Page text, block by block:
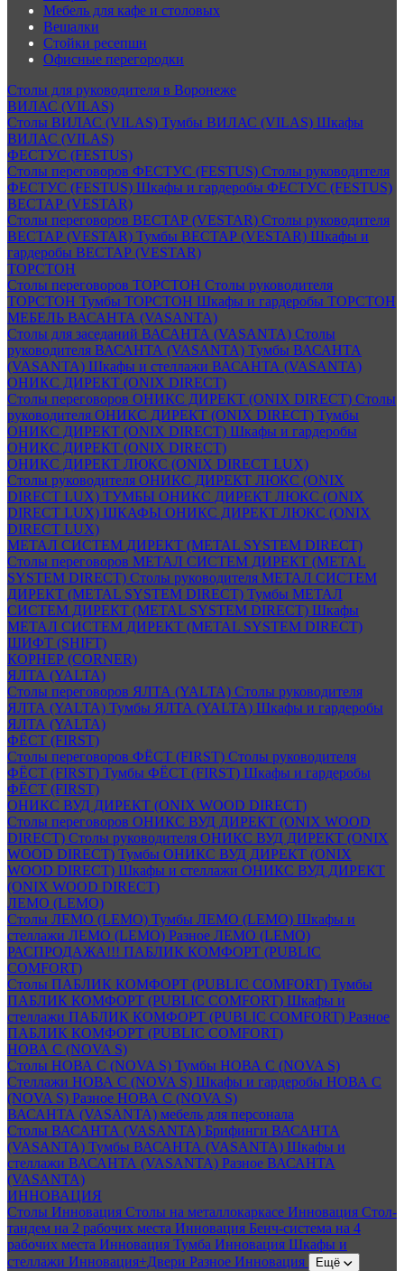
Мебель для кафе и столовых
Вешалки
Стойки ресепшн
Офисные перегородки
Столы для руководителя в Воронеже
ВИЛАС (VILAS)
Столы ВИЛАС (VILAS) Тумбы ВИЛАС (VILAS) Шкафы
ВИЛАС (VILAS)
ФЕСТУС (FESTUS)
Столы переговоров ФЕСТУС (FESTUS) Столы руководителя
ФЕСТУС (FESTUS) Шкафы и гардеробы ФЕСТУС (FESTUS)
ВЕСТАР (VESTAR)
Столы переговоров ВЕСТАР (VESTAR) Столы руководителя
ВЕСТАР (VESTAR) Тумбы ВЕСТАР (VESTAR) Шкафы и
гардеробы ВЕСТАР (VESTAR)
ТОРСТОН
Столы переговоров ТОРСТОН Столы руководителя
ТОРСТОН Тумбы ТОРСТОН Шкафы и гардеробы ТОРСТОН
МЕБЕЛЬ ВАСАНТА (VASANTA)
Столы для заседаний ВАСАНТА (VASANTA) Столы
руководителя ВАСАНТА (VASANTA) Тумбы ВАСАНТА
(VASANTA) Шкафы и стеллажи ВАСАНТА (VASANTA)
ОНИКС ДИРЕКТ (ONIX DIRECT)
Столы переговоров ОНИКС ДИРЕКТ (ONIX DIRECT) Столы
руководителя ОНИКС ДИРЕКТ (ONIX DIRECT) Тумбы
ОНИКС ДИРЕКТ (ONIX DIRECT) Шкафы и гардеробы
ОНИКС ДИРЕКТ (ONIX DIRECT)
ОНИКС ДИРЕКТ ЛЮКС (ONIX DIRECT LUX)
Столы руководителя ОНИКС ДИРЕКТ ЛЮКС (ONIX
DIRECT LUX) ТУМБЫ ОНИКС ДИРЕКТ ЛЮКС (ONIX
DIRECT LUX) ШКАФЫ ОНИКС ДИРЕКТ ЛЮКС (ONIX
DIRECT LUX)
МЕТАЛ СИСТЕМ ДИРЕКТ (METAL SYSTEM DIRECT)
Столы переговоров МЕТАЛ СИСТЕМ ДИРЕКТ (METAL
SYSTEM DIRECT) Столы руководителя МЕТАЛ СИСТЕМ
ДИРЕКТ (METAL SYSTEM DIRECT) Тумбы МЕТАЛ
СИСТЕМ ДИРЕКТ (METAL SYSTEM DIRECT) Шкафы
МЕТАЛ СИСТЕМ ДИРЕКТ (METAL SYSTEM DIRECT)
ШИФТ (SHIFT)
КОРНЕР (CORNER)
ЯЛТА (YALTA)
Столы переговоров ЯЛТА (YALTA) Столы руководителя
ЯЛТА (YALTA) Тумбы ЯЛТА (YALTA) Шкафы и гардеробы
ЯЛТА (YALTA)
ФЁСТ (FIRST)
Столы переговоров ФЁСТ (FIRST) Столы руководителя
ФЁСТ (FIRST) Тумбы ФЁСТ (FIRST) Шкафы и гардеробы
ФЁСТ (FIRST)
ОНИКС ВУД ДИРЕКТ (ONIX WOOD DIRECT)
Столы переговоров ОНИКС ВУД ДИРЕКТ (ONIX WOOD
DIRECT) Столы руководителя ОНИКС ВУД ДИРЕКТ (ONIX
WOOD DIRECT) Тумбы ОНИКС ВУД ДИРЕКТ (ONIX
WOOD DIRECT) Шкафы и стеллажи ОНИКС ВУД ДИРЕКТ
(ONIX WOOD DIRECT)
ЛЕМО (LEMO)
Столы ЛЕМО (LEMO) Тумбы ЛЕМО (LEMO) Шкафы и
стеллажи ЛЕМО (LEMO) Разное ЛЕМО (LEMO)
РАСПРОДАЖА!!! ПАБЛИК КОМФОРТ (PUBLIC
COMFORT)
Столы ПАБЛИК КОМФОРТ (PUBLIC COMFORT) Тумбы
ПАБЛИК КОМФОРТ (PUBLIC COMFORT) Шкафы и
стеллажи ПАБЛИК КОМФОРТ (PUBLIC COMFORT) Разное
ПАБЛИК КОМФОРТ (PUBLIC COMFORT)
НОВА С (NOVA S)
Столы НОВА С (NOVA S) Тумбы НОВА С (NOVA S)
Стеллажи НОВА С (NOVA S) Шкафы и гардеробы НОВА С
(NOVA S) Разное НОВА С (NOVA S)
ВАСАНТА (VASANTA) мебель для персонала
Столы ВАСАНТА (VASANTA) Брифинги ВАСАНТА
(VASANTA) Тумбы ВАСАНТА (VASANTA) Шкафы и
стеллажи ВАСАНТА (VASANTA) Разное ВАСАНТА
(VASANTA)
ИННОВАЦИЯ
Столы Инновация Столы на металлокаркасе Инновация Стол-
тандем на 2 рабочих места Инновация Бенч-система на 4
рабочих места Инновация Тумба Инновация Шкафы и
стеллажи Инновация+Двери Разное Инновация Ещё